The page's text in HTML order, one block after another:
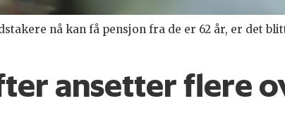
nå kan få pensjon fra de er 62 år, er det
ansetter flere